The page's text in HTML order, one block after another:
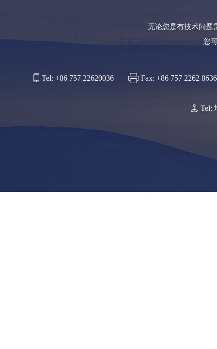
无论您是有技术问题
您
Tel: +86 757 22620036 Fax: +86 757 2262 8636
Tel: